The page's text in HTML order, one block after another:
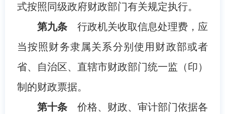
式按照同级政府财政部门有关规定执行。
第九条行政机关收取信息处理费，应
当按照财务隶属关系分别使用财政部或者
省、自治区、直辖市财政部门统一监（印）
制的财政票据。
第十条价格、财政、审计部门依据各